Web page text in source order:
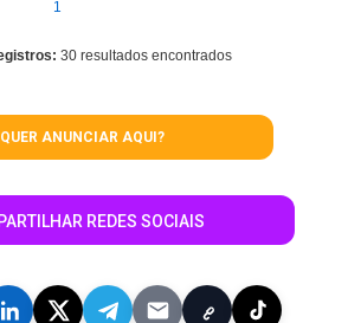
1
30 resultados encontrados
QUER ANUNCIAR AQUI?
REDES SOCIAIS